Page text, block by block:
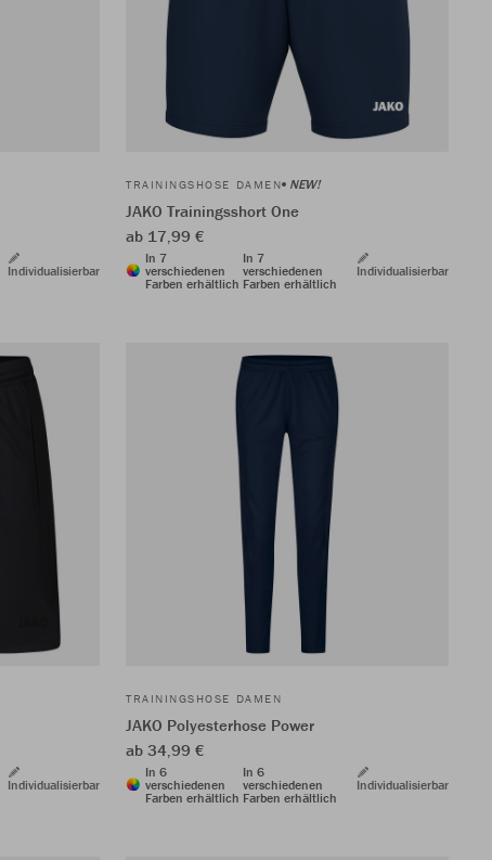
Individualisierbar
TRAININGSHOSE DAMEN NEW!
JAKO Trainingsshort One
ab 17,99 €
In 7
verschiedenen
Farben erhältlich
In 7
verschiedenen
Farben erhältlich
Individualisierbar
Individualisierbar
TRAININGSHOSE DAMEN
JAKO Polyesterhose Power
ab 34,99 €
In 6
verschiedenen
Farben erhältlich
In 6
verschiedenen
Farben erhältlich
Individualisierbar